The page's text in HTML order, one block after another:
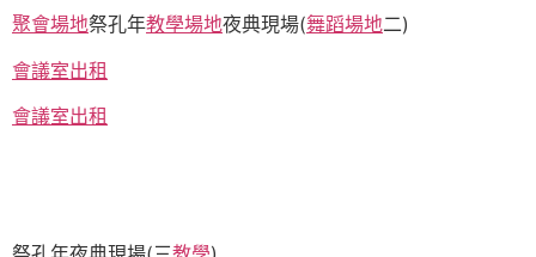
聚會場地祭孔年教學場地夜典現場(舞蹈場地二)
會議室出租
會議室出租